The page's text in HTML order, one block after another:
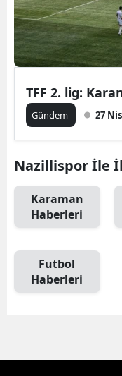
Gündem 27
Nazillispor İle
Karaman
Haberleri
Futbol
Haberleri